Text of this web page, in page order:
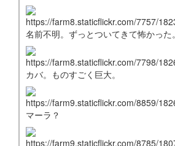
名前不明。ずっとついてきて怖かった。
カバ。ものすごく巨大。
マーラ？